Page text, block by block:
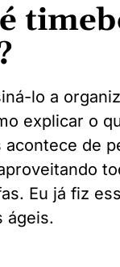
lo a
explicar o
acontece de
Eu já fiz
ágeis.